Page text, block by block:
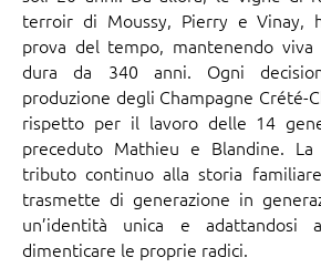
terroir di Moussy, Pierry e Vinay,
prova del tempo, mantenendo viva
dura da 340 anni. Ogni
produzione degli Champagne
rispetto per il lavoro delle 14
preceduto Mathieu e Blandine.
tributo continuo alla storia
trasmette di generazione in
un’identità unica e adattandosi
dimenticare le proprie radici.